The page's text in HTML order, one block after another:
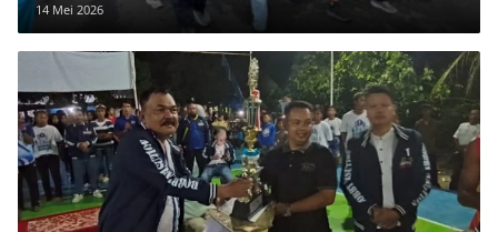
14 Mei 2026